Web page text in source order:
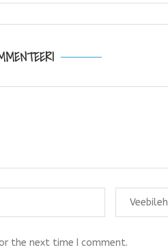
the next time I comment.